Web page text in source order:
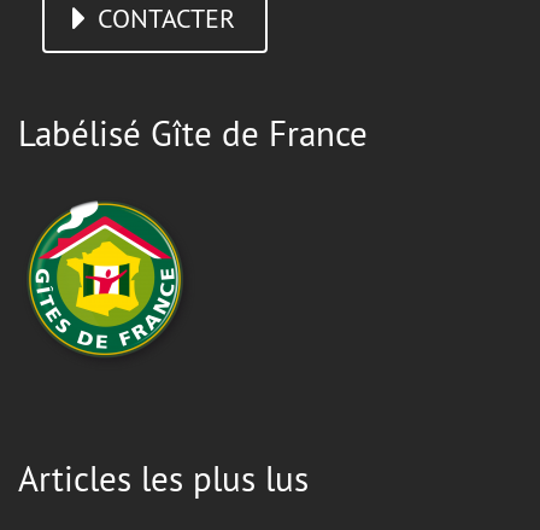
CONTACTER
Labélisé Gîte de France
Articles les plus lus